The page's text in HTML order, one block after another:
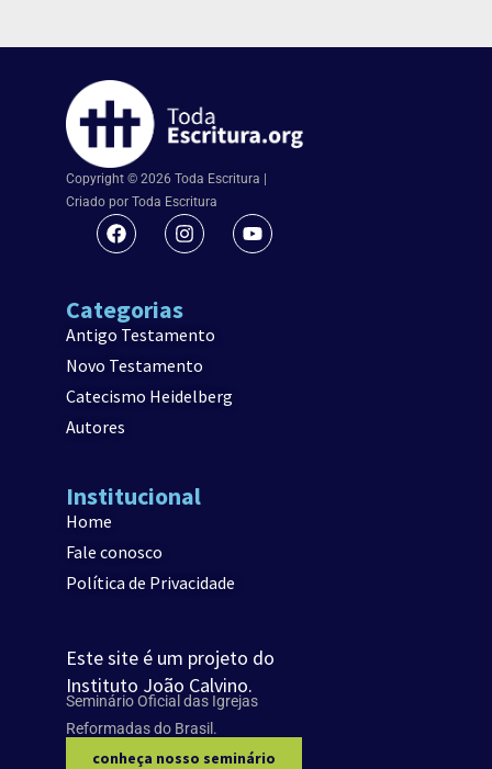
Copyright © 2026 Toda Escritura |
Criado por Toda Escritura
Categorias
Antigo Testamento
Novo Testamento
Catecismo Heidelberg
Autores
Institucional
Home
Fale conosco
Política de Privacidade
Este site é um projeto do
Instituto João Calvino.
Seminário Oficial das Igrejas
Reformadas do Brasil.
conheça nosso seminário